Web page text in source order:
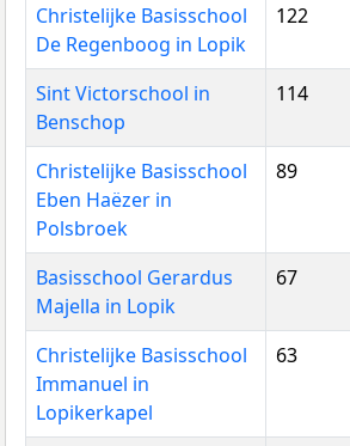
Christelijke Basisschool
De Regenboog in Lopik
122
Sint Victorschool in
Benschop
114
Christelijke Basisschool
Eben Haëzer in
Polsbroek
89
Basisschool Gerardus
Majella in Lopik
67
Christelijke Basisschool
Immanuel in
Lopikerkapel
63